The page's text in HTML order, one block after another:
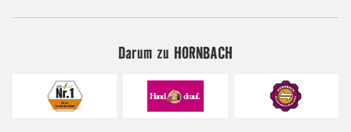
Darum zu HORNBACH